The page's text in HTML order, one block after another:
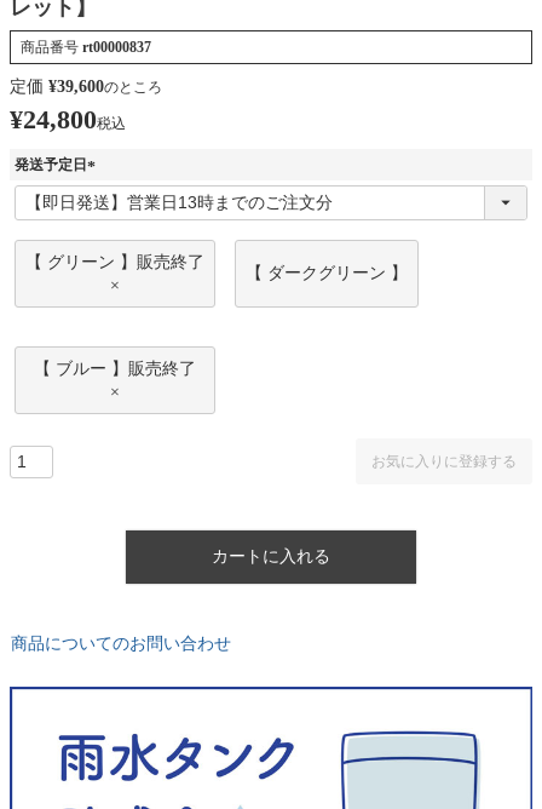
レット】
商品番号 rt00000837
定価 ¥39,600のところ
¥24,800税込
発送予定日
(
必
【 グリーン 】販売終了
×
【 ダークグリーン 】
【 ブルー 】販売終了
×
お気に入りに登録する
カートに入れる
商品についてのお問い合わせ